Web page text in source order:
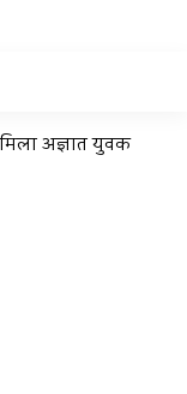
अज्ञात युवक